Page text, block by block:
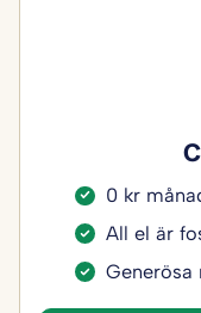
0 kr
All el är
Generösa